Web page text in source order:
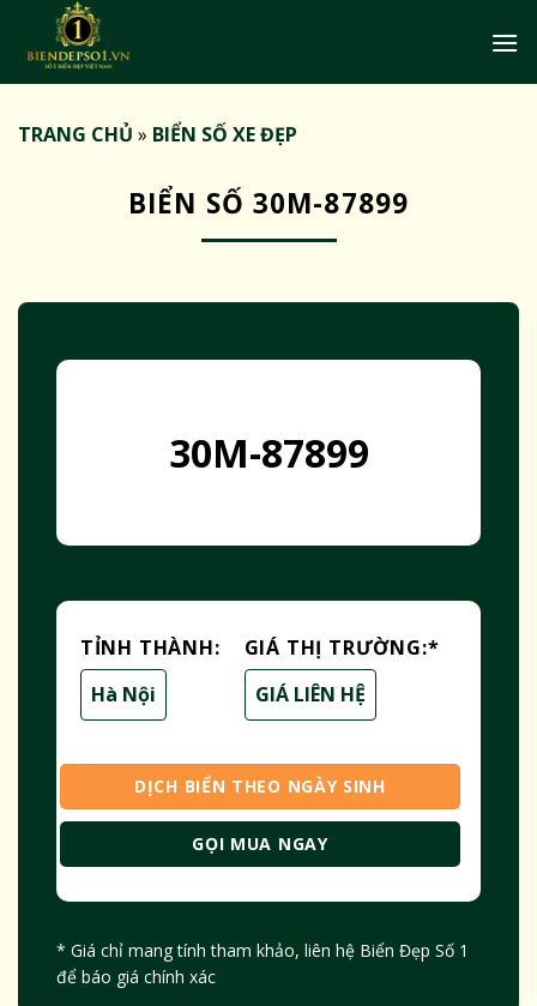
TRANG CHỦ » BIỂN SỐ XE ĐẸP
BIỂN SỐ 30M-87899
30M-87899
TỈNH THÀNH:
Hà Nội
GIÁ THỊ TRƯỜNG:*
GIÁ LIÊN HỆ
DỊCH BIỂN THEO NGÀY SINH
GỌI MUA NGAY
* Giá chỉ mang tính tham khảo, liên hệ Biển Đẹp Số 1
để báo giá chính xác